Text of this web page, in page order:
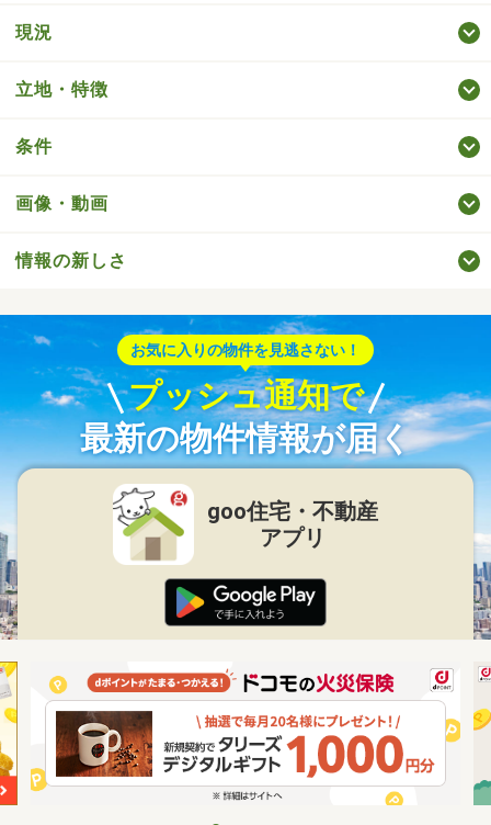
現況
立地・特徴
条件
画像・動画
情報の新しさ
お気に入りの物件を見逃さない！
プッシュ通知で
最新の物件情報が届く
goo住宅・不動産
アプリ